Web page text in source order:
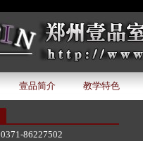
壹品简介 教学特色
0371-86227502